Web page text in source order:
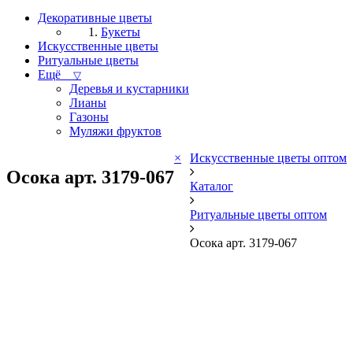
Декоративные цветы
Букеты
Искусственные цветы
Ритуальные цветы
Ещё ▽
Деревья и кустарники
Лианы
Газоны
Муляжи фруктов
Осока арт. 3179-067
Искусственные цветы оптом
Каталог
Ритуальные цветы оптом
Осока арт. 3179-067
×